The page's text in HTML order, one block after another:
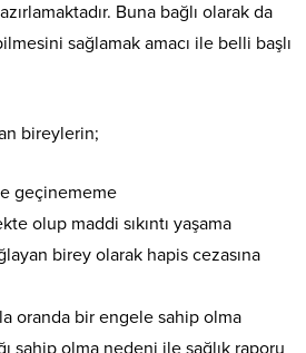
Buna bağlı olarak da
sağlamak amacı ile belli başlı
bireylerin;
geçinememe
olup maddi sıkıntı yaşama
birey olarak hapis cezasına
oranda bir engele sahip olma